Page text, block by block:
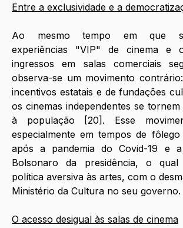
Entre a exclusividade e a
Ao mesmo tempo em que
experiências "VIP" de cinema e
ingressos em salas comerciais
observa-se um movimento
incentivos estatais e de fundações
os cinemas independentes se tornem
à população [20]. Esse
especialmente em tempos de
após a pandemia do Covid-19 e
Bolsonaro da presidência, o qual
política aversiva às artes, com o
Ministério da Cultura no seu governo.
O acesso desigual às salas de cinema